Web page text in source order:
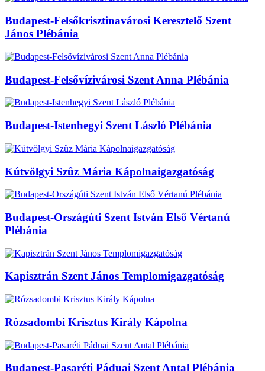
Budapest-Felsőkrisztinavárosi Keresztelő Szent
János Plébánia
Budapest-Felsővízivárosi Szent Anna Plébánia
Budapest-Istenhegyi Szent László Plébánia
Kútvölgyi Szûz Mária Kápolnaigazgatóság
Budapest-Országúti Szent István Első Vértanú
Plébánia
Kapisztrán Szent János Templomigazgatóság
Rózsadombi Krisztus Király Kápolna
Budapest-Pasaréti Páduai Szent Antal Plébánia